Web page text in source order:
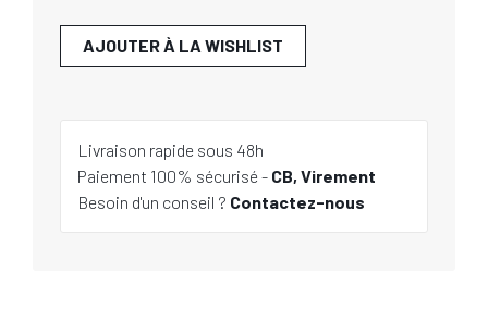
AJOUTER À LA WISHLIST
Livraison rapide sous 48h
Paiement 100% sécurisé - CB, Virement
Besoin d'un conseil ? Contactez-nous